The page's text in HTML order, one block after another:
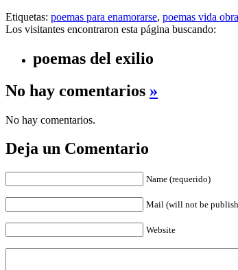
Etiquetas: poemas para enamorarse, poemas vida
Los visitantes encontraron esta página buscando:
poemas del exilio
No hay comentarios »
No hay comentarios.
Deja un Comentario
Name (requerido)
Mail (will not be
Website